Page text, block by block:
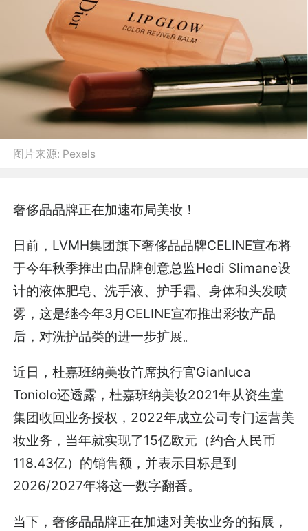
图片来源: Pexels
奢侈品品牌正在加速布局美妆！
日前，LVMH集团旗下奢侈品品牌CELINE宣布将
于今年秋季推出由品牌创意总监Hedi Slimane设
计的液体肥皂、洗手液、护手霜、身体和头发喷
雾，这是继今年3月CELINE宣布推出彩妆产品
后，对洗护品类的进一步扩展。
近日，杜嘉班纳美妆首席执行官Gianluca
Toniolo还透露，杜嘉班纳美妆2021年从资生堂
集团收回业务授权，2022年成立公司专门运营美
妆业务，当年就实现了15亿欧元（约合人民币
118.43亿）的销售额，并表示目标是到
2026/2027年将这一数字翻番。
当下，奢侈品品牌正在加速对美妆业务的拓展，